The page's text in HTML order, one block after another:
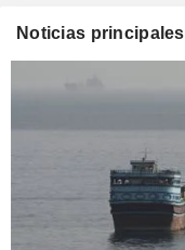
Noticias principales